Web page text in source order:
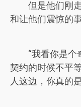
但是他们刚
和让他们震惊的事
“我看你是
契约的时候不平
人这边，你真的